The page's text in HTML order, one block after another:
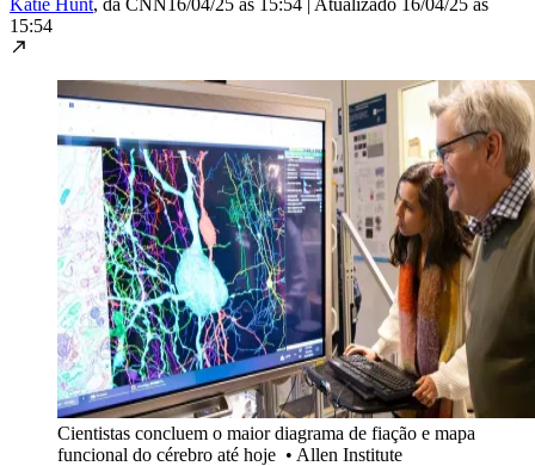
15:54
Cientistas concluem o maior diagrama de fiação e mapa
funcional do cérebro até hoje • Allen Institute